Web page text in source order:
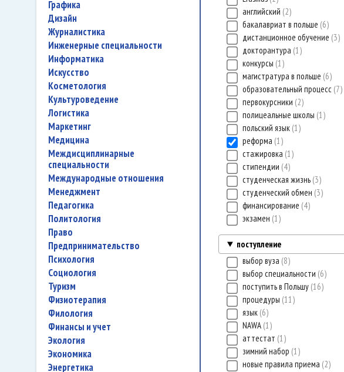
графика
дизайн
журналистика
инженерные специальности
информатика
искусство
косметология
культуроведение
логистика
маркетинг
медицина
междисциплинарные
специальности
международные отношения
менеджмент
педагогика
политология
право
предпринимательство
психология
социология
туризм
физиотерапия
филология
финансы и учет
экология
экономика
энергетика
английский 2
бакалавриат в польше 6
дистанционное обучение 3
докторантура 1
конкурсы 1
магистратура в польше 6
образовательный процесс 7
первокурсники 2
полицеальные школы 1
польский язык 1
реформа 1
стажировка 1
стипендии 4
студенческая жизнь 3
студенческий обмен 3
финансирование 4
экзамен 1
поступление
выбор вуза 8
выбор специальности 6
поступить в Польшу 16
процедуры 11
язык 6
NAWA 1
аттестат 1
зимний набор 1
новые правила приема 2